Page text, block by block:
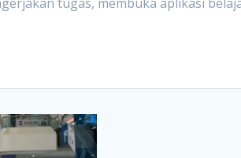
tugas, membuka aplikasi